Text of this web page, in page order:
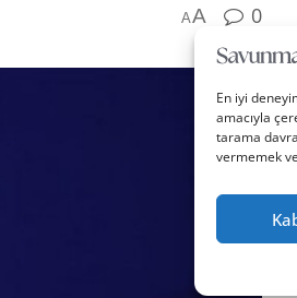
En iyi
amacıyla
tarama
vermemek
AA 0